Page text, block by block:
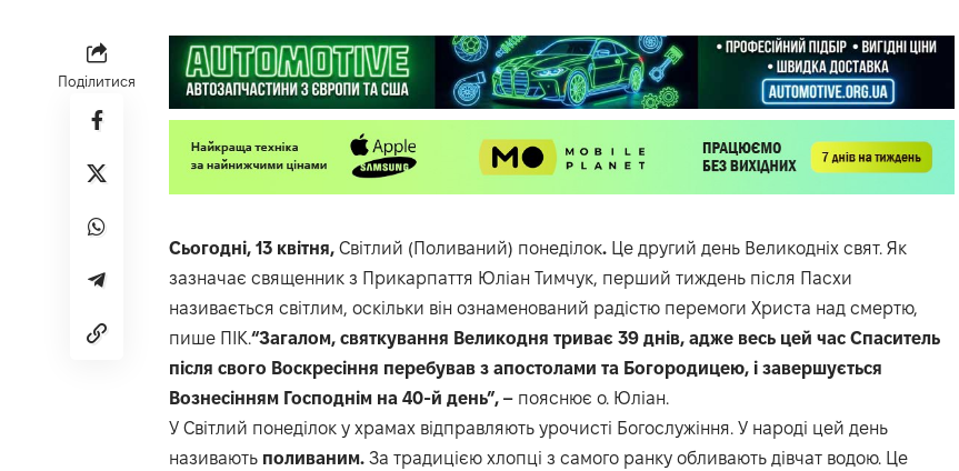
Поділитися
Сьогодні, 13 квітня, Світлий (Поливаний) понеділок. Це другий день Великодніх свят. Як
зазначає священник з Прикарпаття Юліан Тимчук, перший тиждень після Пасхи
називається світлим, оскільки він ознаменований радістю перемоги Христа над смертю,
пише ПІК.“Загалом, святкування Великодня триває 39 днів, адже весь цей час Спаситель
після свого Воскресіння перебував з апостолами та Богородицею, і завершується
Вознесінням Господнім на 40-й день”, – пояснює о. Юліан.
У Світлий понеділок у храмах відправляють урочисті Богослужіння. У народі цей день
називають поливаним. За традицією хлопці з самого ранку обливають дівчат водою. Це